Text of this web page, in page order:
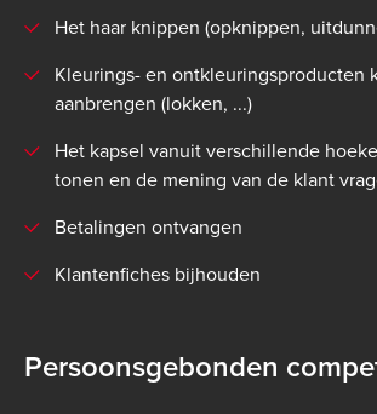
Het haar knippen (opknippen,
Kleurings- en ontkleuringsproducten
aanbrengen (lokken, ...)
Het kapsel vanuit verschillende
tonen en de mening van de klant
Betalingen ontvangen
Klantenfiches bijhouden
Persoonsgebonden